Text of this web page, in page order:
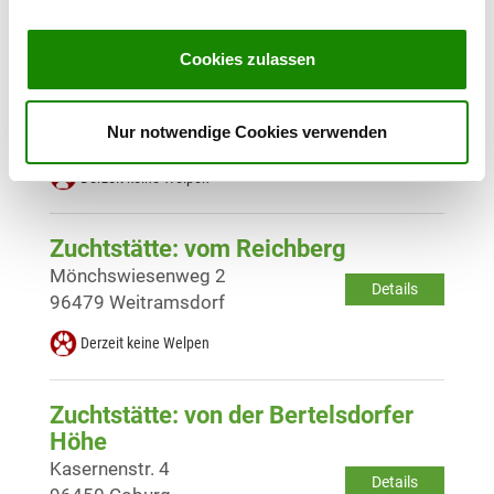
Cookies zulassen
Nur notwendige Cookies verwenden
Zuchtstätte: vom Haus am
Lerchenweg
96472 Rödental
Derzeit keine Welpen
Zuchtstätte: vom Reichberg
Details
Mönchswiesenweg 2
96479 Weitramsdorf
Derzeit keine Welpen
Zuchtstätte: von der Bertelsdorfer
Höhe
Details
Kasernenstr. 4